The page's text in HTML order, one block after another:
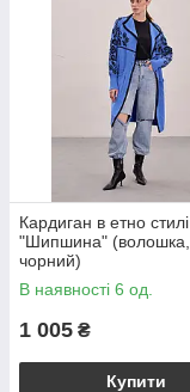
Кардиган в етно стилі
"Шипшина" (волошка,
чорний)
В наявності 6 од.
1 005 ₴
Купити